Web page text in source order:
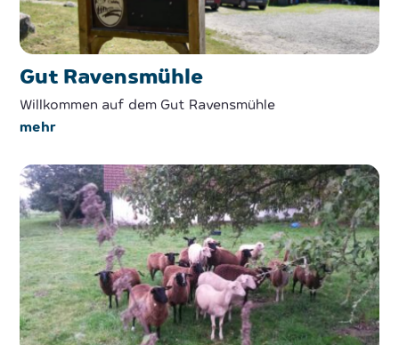
Gut Ravensmühle
Willkommen auf dem Gut Ravensmühle
mehr